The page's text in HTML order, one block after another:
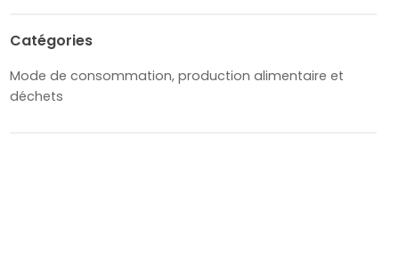
Catégories
Mode de consommation, production alimentaire et
déchets